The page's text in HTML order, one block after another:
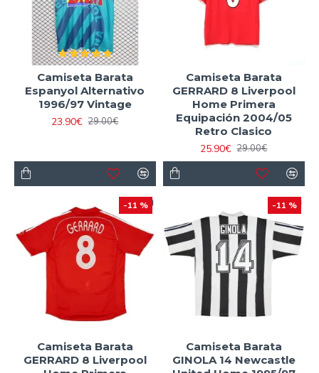
Camiseta Barata
Espanyol Alternativo
1996/97 Vintage
23.90€ 29.00€
Camiseta Barata
GERRARD 8 Liverpool
Home Primera
Equipación 2004/05
Retro Clasico
25.90€ 29.00€
-11 %
Camiseta Barata
GERRARD 8 Liverpool
-11 %
Camiseta Barata
GINOLA 14 Newcastle